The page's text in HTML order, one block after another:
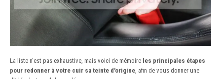
La liste n'est pas exhaustive, mais voici de mémoire les principales étapes
pour redonner à votre cuir sa teinte d'origine , afin de vous donner une